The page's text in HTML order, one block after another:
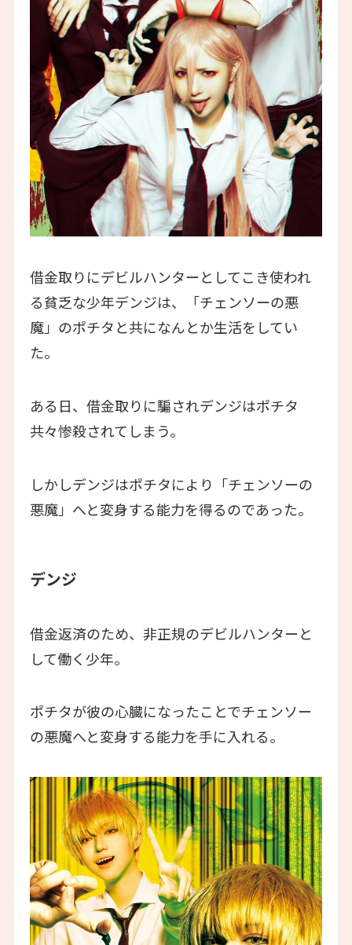
借金取りにデビルハンターとしてこき使われ
る貧乏な少年デンジは、「チェンソーの悪
魔」のポチタと共になんとか生活をしてい
た。
ある日、借金取りに騙されデンジはポチタ
共々惨殺されてしまう。
しかしデンジはポチタにより「チェンソーの
悪魔」へと変身する能力を得るのであった。
デンジ
借金返済のため、非正規のデビルハンターと
して働く少年。
ポチタが彼の心臓になったことでチェンソー
の悪魔へと変身する能力を手に入れる。